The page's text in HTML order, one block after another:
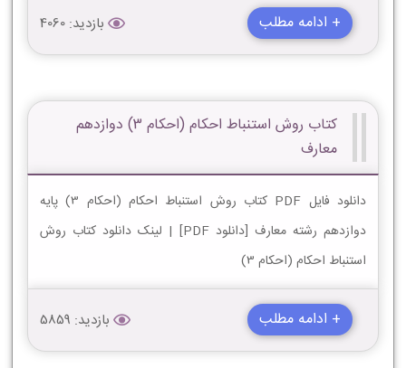
+ ادامه مطلب بازدید: 4060
کتاب روش استنباط احکام (احکام 3) دوازدهم
معارف
دانلود فایل PDF کتاب روش استنباط احکام (احکام 3) پایه
دوازدهم رشته معارف [دانلود PDF] | لینک دانلود کتاب روش
استنباط احکام (احکام 3)
+ ادامه مطلب بازدید: 5859